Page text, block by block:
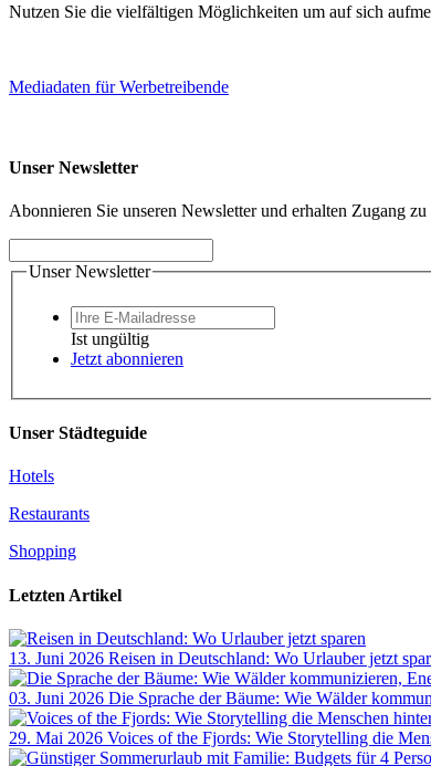
Nutzen Sie die vielfältigen Möglichkeiten um auf sich
Mediadaten für Werbetreibende
Unser Newsletter
Abonnieren Sie unseren Newsletter und erhalten Zugang
Unser Newsletter
Ist ungültig
Jetzt abonnieren
Unser Städteguide
Hotels
Restaurants
Shopping
Letzten Artikel
13. Juni 2026 Reisen in Deutschland: Wo Urlauber jetzt
03. Juni 2026 Die Sprache der Bäume: Wie Wälder
29. Mai 2026 Voices of the Fjords: Wie Storytelling die